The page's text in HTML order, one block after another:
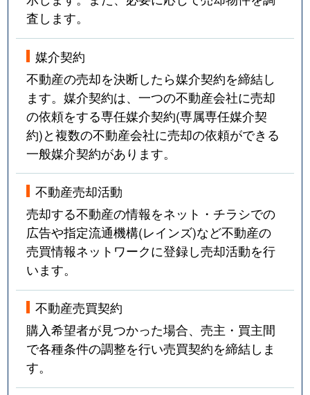
査します。
媒介契約
不動産の売却を決断したら媒介契約を締結し
ます。媒介契約は、一つの不動産会社に売却
の依頼をする専任媒介契約(専属専任媒介契
約)と複数の不動産会社に売却の依頼ができる
一般媒介契約があります。
不動産売却活動
売却する不動産の情報をネット・チラシでの
広告や指定流通機構(レインズ)など不動産の
売買情報ネットワークに登録し売却活動を行
います。
不動産売買契約
購入希望者が見つかった場合、売主・買主間
で各種条件の調整を行い売買契約を締結しま
す。